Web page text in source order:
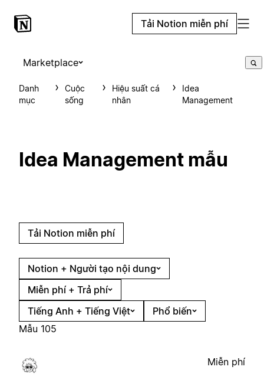
Tải Notion miễn phí
Marketplace
Danh
mục
Cuộc
sống
Hiệu suất cá
nhân
Idea
Management
Idea Management mẫu
Tải Notion miễn phí
Notion + Người tạo nội dung
Miễn phí + Trả phí
Tiếng Anh + Tiếng Việt
Phổ biến
Mẫu 105
Miễn phí